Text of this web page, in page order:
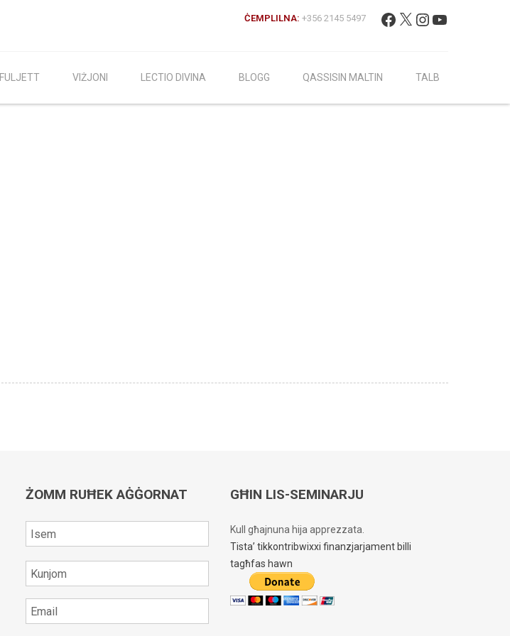
Fittex: Facebook
X Instagram
YouTube
ĊEMPLILNA: +356 2145 5497
FULJETT VIŻJONI LECTIO DIVINA BLOGG QASSISIN MALTIN TALB
ŻOMM RUĦEK AĠĠORNAT GĦIN LIS-SEMINARJU
Kull għajnuna hija apprezzata.
Tista’ tikkontribwixxi finanzjarjament billi
tagħfas hawn